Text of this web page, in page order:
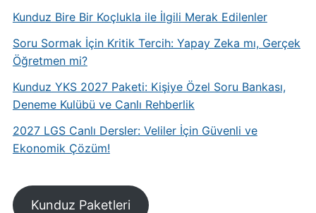
Kunduz Bire Bir Koçlukla ile İlgili Merak Edilenler
Soru Sormak İçin Kritik Tercih: Yapay Zeka mı, Gerçek
Öğretmen mi?
Kunduz YKS 2027 Paketi: Kişiye Özel Soru Bankası,
Deneme Kulübü ve Canlı Rehberlik
2027 LGS Canlı Dersler: Veliler İçin Güvenli ve
Ekonomik Çözüm!
Kunduz Paketleri